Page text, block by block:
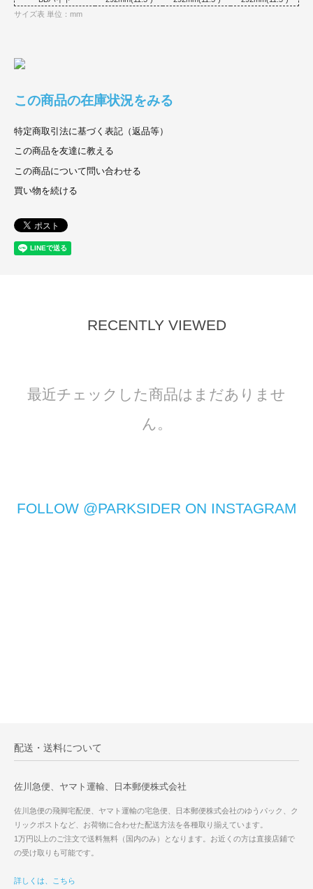
サイズ表 単位：mm
この商品の在庫状況をみる
特定商取引法に基づく表記（返品等）
この商品を友達に教える
この商品について問い合わせる
買い物を続ける
RECENTLY VIEWED
最近チェックした商品はまだありませ
ん。
FOLLOW @PARKSIDER ON INSTAGRAM
配送・送料について
佐川急便、ヤマト運輸、日本郵便株式会社
佐川急便の飛脚宅配便、ヤマト運輸の宅急便、日本郵便株式会社のゆうパック、ク
リックポストなど、お荷物に合わせた配送方法を各種取り揃えています。
1万円以上のご注文で送料無料（国内のみ）となります。お近くの方は直接店鋪で
の受け取りも可能です。
詳しくは、こちら